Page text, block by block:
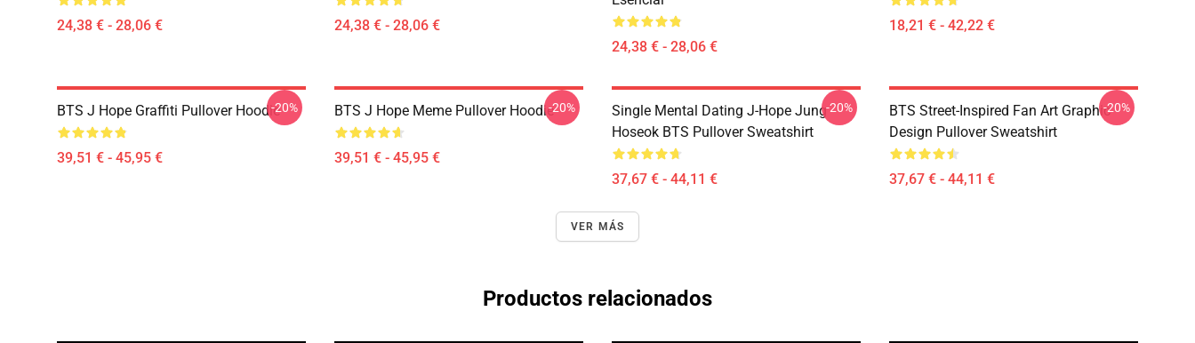
24,38 € - 28,06 € 24,38 € - 28,06 €
24,38 € - 28,06 €
18,21 € - 42,22 €
BTS J Hope Graffiti Pullover Hoodie
39,51 € - 45,95 €
-20% BTS J Hope Meme Pullover Hoodie
39,51 € - 45,95 €
-20%
Single Mental Dating J-Hope Jung
Hoseok BTS Pullover Sweatshirt
37,67 € - 44,11 €
-20%
BTS Street-Inspired Fan Art Graphic
Design Pullover Sweatshirt
37,67 € - 44,11 €
-20%
VER MÁS
Productos relacionados